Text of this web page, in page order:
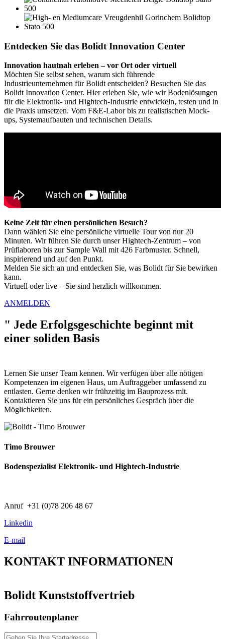
Entdecken Sie das Bolidt Innovation Center
Innovation hautnah erleben – vor Ort oder virtuell
Möchten Sie selbst sehen, warum sich führende
Industrieunternehmen für Bolidt entscheiden? Besuchen Sie das
Bolidt Innovation Center. Hier erleben Sie, wie wir Bodenlösungen
für die Elektronik- und Hightech-Industrie entwickeln, testen und in
die Praxis umsetzen. Vom F&E-Labor bis zu realistischen Mock-
ups, Systemaufbauten und technischen Details.
Keine Zeit für einen persönlichen Besuch?
Dann wählen Sie eine persönliche virtuelle Tour von nur 20
Minuten. Wir führen Sie durch unser Hightech-Zentrum – von
Prüflaboren bis zur Sample Wall mit 426 Farbmuster. Schnell,
inspirierend und auf den Punkt.
Melden Sie sich an und entdecken Sie, was Bolidt für Sie bewirken
kann.
Virtuell oder live – Sie sind herzlich willkommen.
ANMELDEN
" Jede Erfolgsgeschichte beginnt mit
einer soliden Basis
Lernen Sie unser Team kennen. Wir verfügen über alle nötigen
Kompetenzen im eigenen Haus, um Auftraggeber umfassend zu
entlasten. Gerne denken wir frühzeitig im Bauprozess mit.
Kontaktieren Sie uns für ein persönliches Gespräch über die
Möglichkeiten.
Timo Brouwer
Bodenspezialist Elektronik- und Hightech-Industrie
Anruf +31 (0)78 206 48 67
Linkedin
E-mail
KONTAKT INFORMATIONEN
Bolidt Kunststoffvertrieb
Fahrroutenplaner